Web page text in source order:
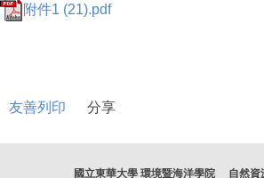
附件1 (21).pdf
友善列印 分享
國立東華大學 環境暨海洋學院 自然資